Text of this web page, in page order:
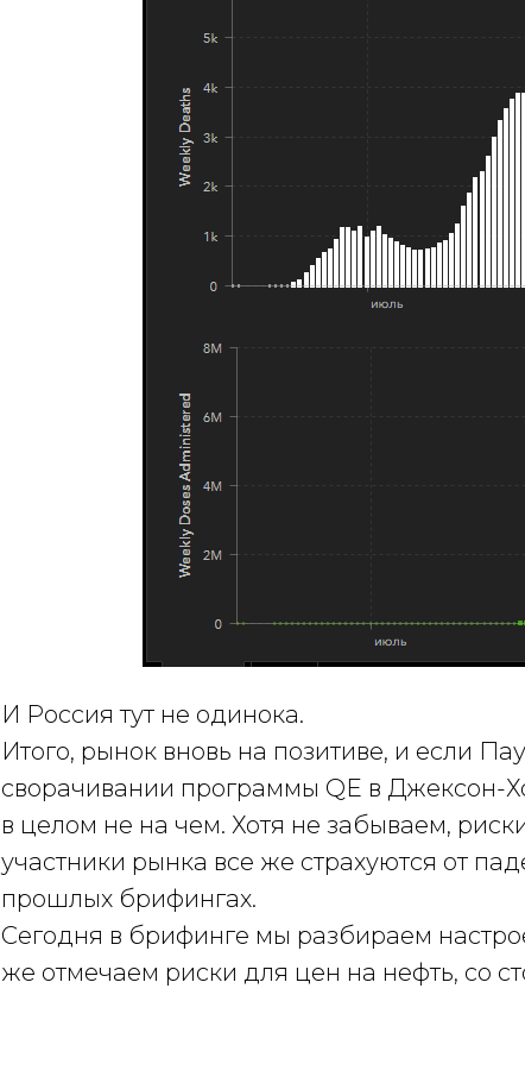
И Россия тут не одинока.
Итого, рынок вновь на позитиве, и если
сворачивании программы QE в Джексон-
в целом не на чем. Хотя не забываем,
участники рынка все же страхуются от
прошлых брифингах.
Сегодня в брифинге мы разбираем
же отмечаем риски для цен на нефть, со